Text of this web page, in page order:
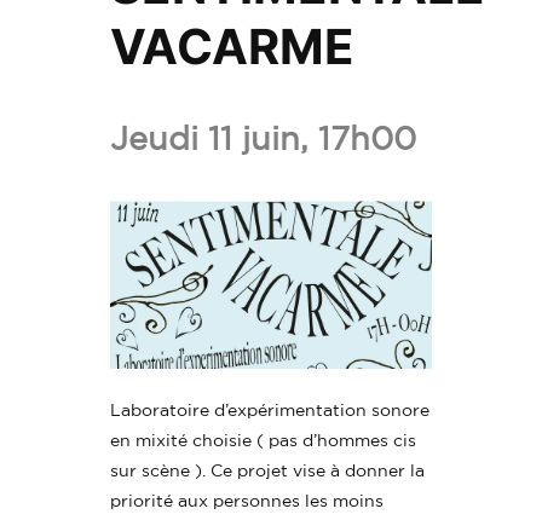
VACARME
aux
favoris.
Jeudi 11 juin, 17h00
Laboratoire d’expérimentation sonore
en mixité choisie ( pas d’hommes cis
sur scène ). Ce projet vise à donner la
priorité aux personnes les moins